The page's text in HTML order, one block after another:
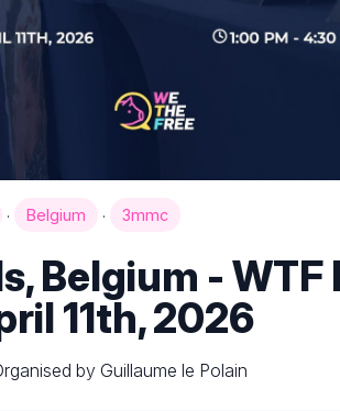
· Belgium · 3mmc
Belgium - WTF
11th, 2026
by Guillaume le Polain